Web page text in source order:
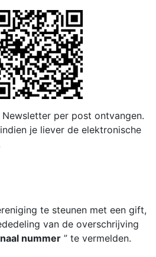
per post ontvangen.
je liever de elektronische
te steunen met een gift,
van de overschrijving
nummer ” te vermelden.